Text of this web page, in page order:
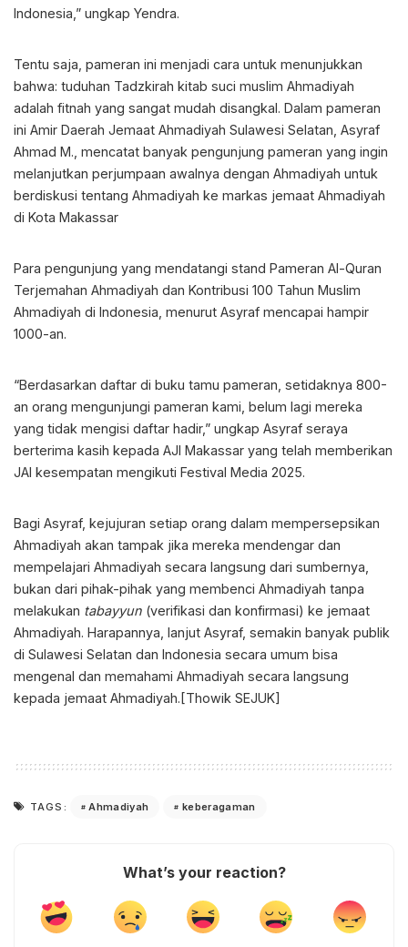
Indonesia,” ungkap Yendra.
Tentu saja, pameran ini menjadi cara untuk menunjukkan
bahwa: tuduhan Tadzkirah kitab suci muslim Ahmadiyah
adalah fitnah yang sangat mudah disangkal. Dalam pameran
ini Amir Daerah Jemaat Ahmadiyah Sulawesi Selatan, Asyraf
Ahmad M., mencatat banyak pengunjung pameran yang ingin
melanjutkan perjumpaan awalnya dengan Ahmadiyah untuk
berdiskusi tentang Ahmadiyah ke markas jemaat Ahmadiyah
di Kota Makassar
Para pengunjung yang mendatangi stand Pameran Al-Quran
Terjemahan Ahmadiyah dan Kontribusi 100 Tahun Muslim
Ahmadiyah di Indonesia, menurut Asyraf mencapai hampir
1000-an.
“Berdasarkan daftar di buku tamu pameran, setidaknya 800-
an orang mengunjungi pameran kami, belum lagi mereka
yang tidak mengisi daftar hadir,” ungkap Asyraf seraya
berterima kasih kepada AJI Makassar yang telah memberikan
JAI kesempatan mengikuti Festival Media 2025.
Bagi Asyraf, kejujuran setiap orang dalam mempersepsikan
Ahmadiyah akan tampak jika mereka mendengar dan
mempelajari Ahmadiyah secara langsung dari sumbernya,
bukan dari pihak-pihak yang membenci Ahmadiyah tanpa
melakukan tabayyun (verifikasi dan konfirmasi) ke jemaat
Ahmadiyah. Harapannya, lanjut Asyraf, semakin banyak publik
di Sulawesi Selatan dan Indonesia secara umum bisa
mengenal dan memahami Ahmadiyah secara langsung
kepada jemaat Ahmadiyah.[Thowik SEJUK]
TAGS: Ahmadiyah keberagaman
What’s your reaction?